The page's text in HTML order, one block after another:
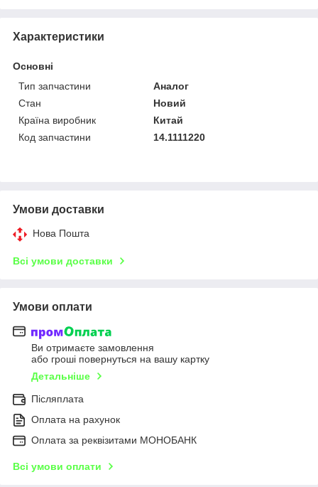
Характеристики
Основні
Тип запчастини
Аналог
Стан
Новий
Країна виробник
Китай
Код запчастини
14.1111220
Умови доставки
Нова Пошта
Всі умови доставки
Умови оплати
Ви отримаєте замовлення
або гроші повернуться на вашу картку
Детальніше
Післяплата
Оплата на рахунок
Оплата за реквізитами МОНОБАНК
Всі умови оплати